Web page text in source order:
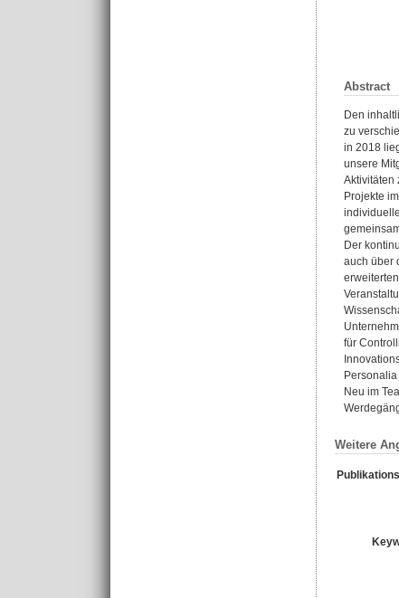
Abstract
Den
zu
in 2018
unsere
Aktivitäten
Projekte
Der
auch über
für
Neu im
Weitere